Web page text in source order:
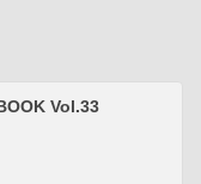
Vol.33